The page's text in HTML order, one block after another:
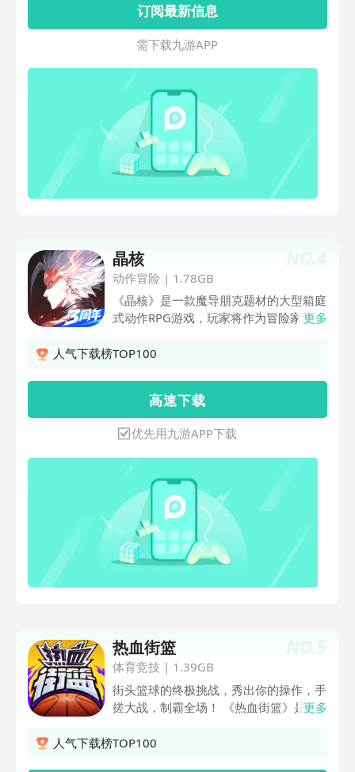
奉献：一场你意想不到的神曲盛宴，无需
付费，免费畅玩。 【画风唯美场景梦
幻】 精良制作：一段奇妙幻想的音“跃”旅
程，一跃一世界。 【单指点触一秒上
瘾】 简单操作：跟随节拍抖起来，停不
订阅最新信息
需 下 载 九 游 A P P
NO.4
晶核
动作冒险 | 1.78GB
《晶核》是一款魔导朋克题材的大型箱庭
式动作RPG游戏，玩家将作为冒险家协会
界能量之源晶核的秘密。 战斗意志重
立体箱庭式关卡林立，沉浸式寻宝解谜险
象环生。集结志同道合的伙伴，组队团战
挑战各方势力，技能自由搭配，构筑独特
战斗体系。 晶核现世，冒险者，你准备
好了吗？
更多
人气下载榜TOP100
高 速 下 载
优先用九游APP下载
NO.5
热血街篮
体育竞技 | 1.39GB
街头篮球的终极挑战，秀出你的操作，手
搓大战，制霸全场！ 《热血街篮》是一
素与3V3花式街篮玩法相结合，让玩家沉
更多
人气下载榜TOP100